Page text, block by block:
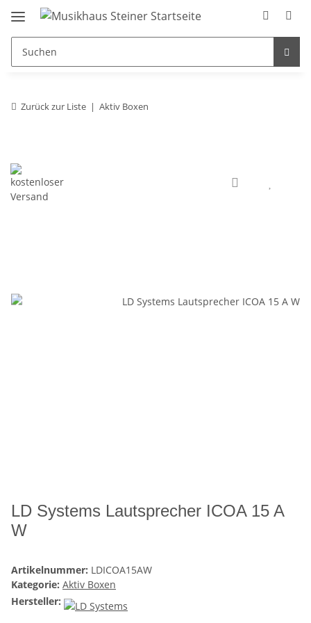
Zurück zur Liste Aktiv Boxen
LD Systems Lautsprecher ICOA 15 A
W
Artikelnummer: LDICOA15AW
Kategorie: Aktiv Boxen
Hersteller: